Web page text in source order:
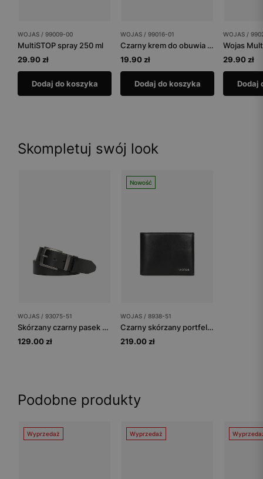
WOJAS / 99009-00
MultiSTOP spray 250 ml
29.90 zł
Dodaj do koszyka
WOJAS / 99016-01
Czarny krem do obuwia tuba 75 ml
19.90 zł
Dodaj do koszyka
WOJAS /
Wojas
29.90 zł
Dodaj
Skompletuj swój look
WOJAS / 93075-51
Skórzany czarny pasek dla mężczyzn
129.00 zł
Nowość
WOJAS / 8938-51
Czarny skórzany portfel męski z metalowym logo
219.00 zł
Podobne produkty
Wyprzedaż Wyprzedaż